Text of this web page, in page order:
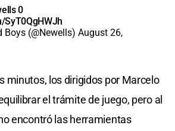
0
SyT0QgHWJh
Boys (@Newells) August 26,
minutos, los dirigidos por Marcelo
el trámite de juego, pero al
encontró las herramientas